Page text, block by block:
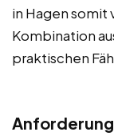
in Hagen somit
Kombination
praktischen